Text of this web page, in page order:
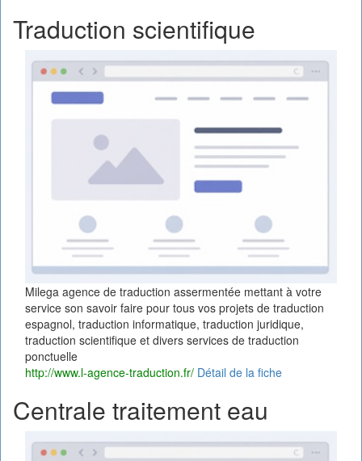
Traduction scientifique
Milega agence de traduction assermentée mettant à votre
service son savoir faire pour tous vos projets de traduction
espagnol, traduction informatique, traduction juridique,
traduction scientifique et divers services de traduction
ponctuelle
http://www.l-agence-traduction.fr/ Détail de la fiche
Centrale traitement eau